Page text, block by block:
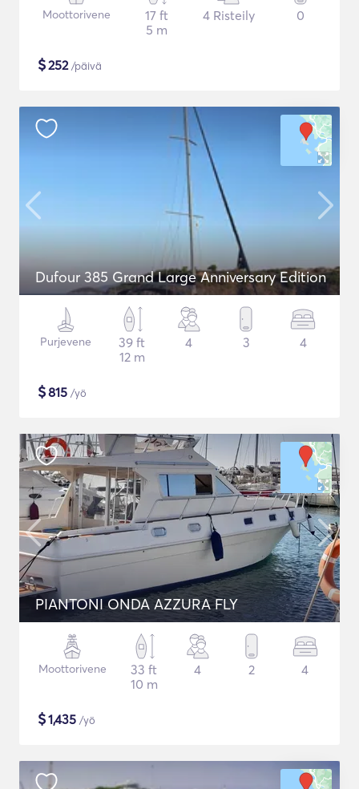
Moottorivene
17 ft
5 m
4 Risteily 0
$252/päivä
Dufour 385 Grand Large Anniversary Edition
Purjevene
39 ft
12 m
4 3 4
$815 /yö
PIANTONI ONDA AZZURA FLY
Moottorivene
33 ft
10 m
4 2 4
$1,435 /yö